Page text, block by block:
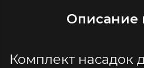
Описание
Комплект насадок